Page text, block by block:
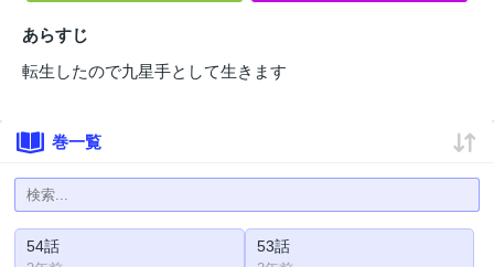
あらすじ
転生したので九星手として生きます
巻一覧
54話 53話